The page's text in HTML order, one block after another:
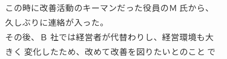
この時に改善活動のキーマンだった役員のＭ 氏から、
久しぶりに連絡が入った。
その後、Ｂ 社では経営者が代替わりし、経営環境も大
きく 変化したため、改めて改善を図りたいとのこと で